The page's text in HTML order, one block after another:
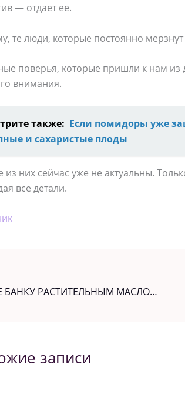
— отдает ее.
те люди, которые постоянно
поверья, которые пришли к нам из
внимания.
также: Если помидоры уже
и сахаристые плоды
из них сейчас уже не актуальны.
все детали.
ЗАПОЛНИТЕ БАНКУ РАСТИТЕЛЬНЫМ МАСЛОМ И ФИОЛЕТОВЫМИ ЦВЕТКАМИ
записи